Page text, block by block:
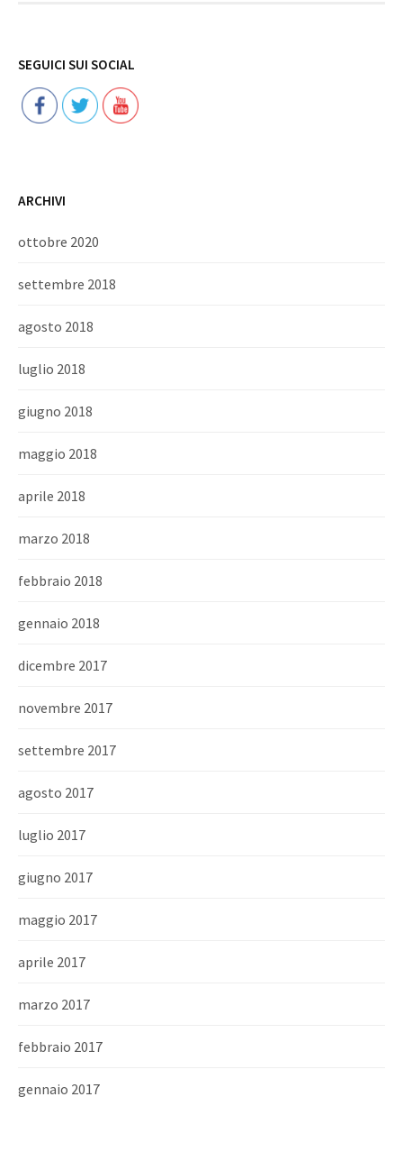
SEGUICI SUI SOCIAL
ARCHIVI
ottobre 2020
settembre 2018
agosto 2018
luglio 2018
giugno 2018
maggio 2018
aprile 2018
marzo 2018
febbraio 2018
gennaio 2018
dicembre 2017
novembre 2017
settembre 2017
agosto 2017
luglio 2017
giugno 2017
maggio 2017
aprile 2017
marzo 2017
febbraio 2017
gennaio 2017